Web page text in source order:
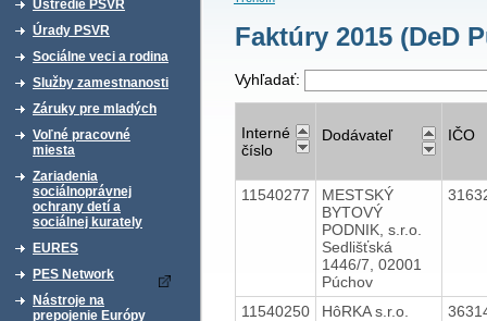
Ústredie PSVR
Úrady PSVR
Sociálne veci a rodina
Služby zamestnanosti
Záruky pre mladých
Voľné pracovné
miesta
Zariadenia
sociálnoprávnej
ochrany detí a
sociálnej kurately
EURES
PES Network
Nástroje na
prepojenie Európy
Faktúry 2015 (DeD
Vyhľadať:
Interné
číslo
Dodávateľ IČO
11540277
MESTSKÝ
BYTOVÝ
PODNIK, s.r.o.
Sedlišťská
1446/7, 02001
Púchov
11540250
HôRKA s.r.o.